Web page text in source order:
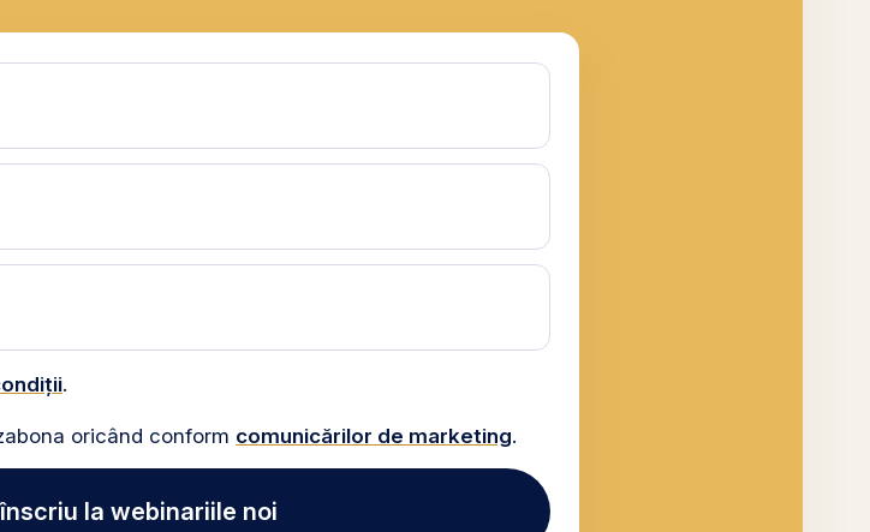
.
oricând conform comunicărilor de marketing.
la webinariile noi